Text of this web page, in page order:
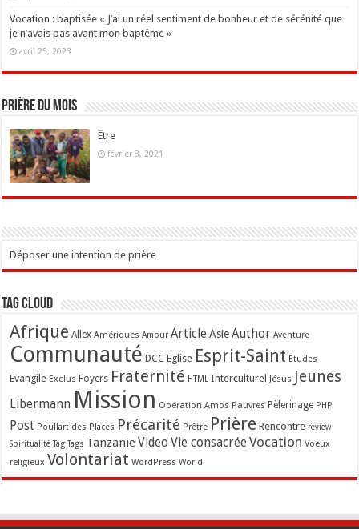
Vocation : baptisée « J’ai un réel sentiment de bonheur et de sérénité que
je n’avais pas avant mon baptême »
avril 25, 2023
Prière du mois
Être
février 8, 2021
Déposer une intention de prière
Tag Cloud
Afrique Allex Amériques Amour Article Asie Author Aventure
Communauté DCC Eglise Esprit-Saint Etudes
Evangile Exclus Foyers Fraternité HTML Interculturel Jésus Jeunes
Libermann Mission Opération Amos Pauvres Pèlerinage PHP
Post Poullart des Places Précarité Prêtre Prière Rencontre review
Spiritualité Tag Tags TanzanieVideo Vie consacrée Vocation Voeux
religieux Volontariat WordPress World